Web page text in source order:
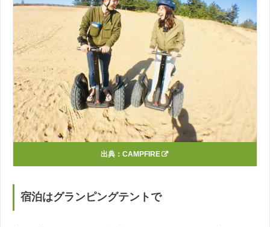
出典： CAMPFIRE
宿泊はグランピングテントで